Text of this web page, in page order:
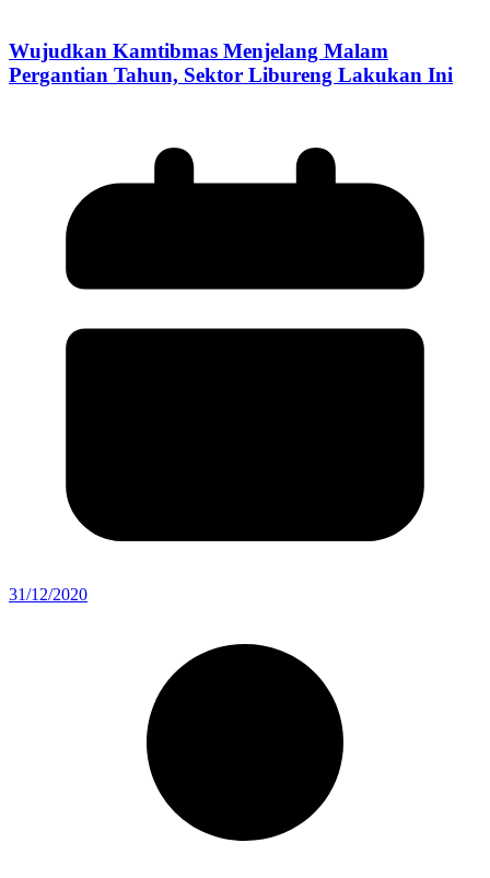
Wujudkan Kamtibmas Menjelang Malam
Pergantian Tahun, Sektor Libureng Lakukan Ini
31/12/2020